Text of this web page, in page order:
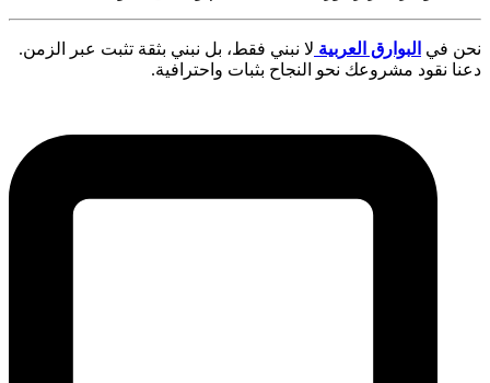
نحن في البوارق العربية لا نبني فقط، بل نبني بثقة تثبت عبر الزمن.
دعنا نقود مشروعك نحو النجاح بثبات واحترافية.